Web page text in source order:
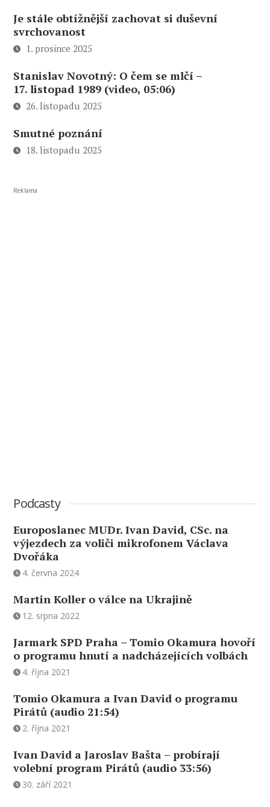
Je stále obtížnější zachovat si duševní
svrchovanost
1. prosince 2025
Stanislav Novotný: O čem se mlčí –
17. listopad 1989 (video, 05:06)
26. listopadu 2025
Smutné poznání
18. listopadu 2025
Reklama
Podcasty
Europoslanec MUDr. Ivan David, CSc. na
výjezdech za voliči mikrofonem Václava
Dvořáka
4. června 2024
Martin Koller o válce na Ukrajině
12. srpna 2022
Jarmark SPD Praha – Tomio Okamura hovoří
o programu hnutí a nadcházejících volbách
4. října 2021
Tomio Okamura a Ivan David o programu
Pirátů (audio 21:54)
2. října 2021
Ivan David a Jaroslav Bašta – probírají
volební program Pirátů (audio 33:56)
30. září 2021